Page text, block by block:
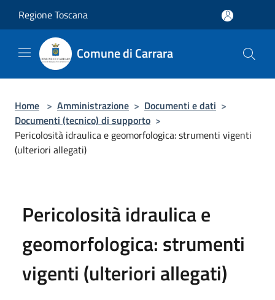
Regione Toscana
Comune di Carrara
Home > Amministrazione > Documenti e dati >
Documenti (tecnico) di supporto >
Pericolosità idraulica e geomorfologica: strumenti vigenti
(ulteriori allegati)
Pericolosità idraulica e
geomorfologica: strumenti
vigenti (ulteriori allegati)